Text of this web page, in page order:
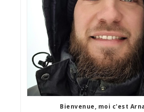
Bienvenue, moi c'est